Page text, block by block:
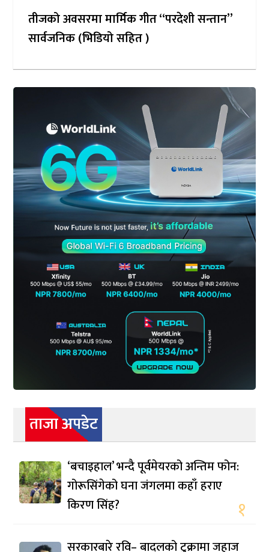
तीजको अवसरमा मार्मिक गीत “परदेशी सन्तान”
सार्वजनिक (भिडियो सहित )
ताजा अपडेट
‘बचाइहाल’ भन्दै पूर्वमेयरको अन्तिम फोन:
गोरूसिंगेको घना जंगलमा कहाँ हराए
किरण सिंह?
१
सरकारबारे रवि– बादलको टुक्रामा जहाज